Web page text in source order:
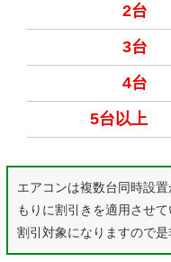
2台
3台
4台
5台以上
エアコンは複数台同時設
もりに割引きを適用させ
割引対象になりますので